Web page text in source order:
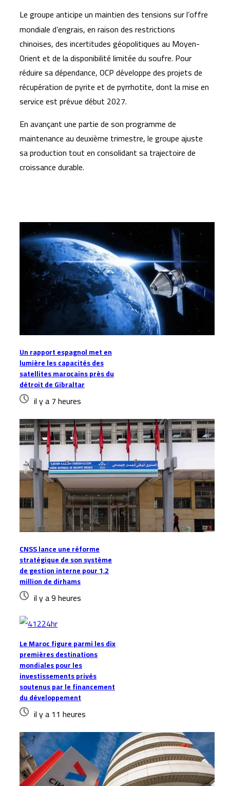
Le groupe anticipe un maintien des tensions sur l’offre
mondiale d’engrais, en raison des restrictions
chinoises, des incertitudes géopolitiques au Moyen-
Orient et de la disponibilité limitée du soufre. Pour
réduire sa dépendance, OCP développe des projets de
récupération de pyrite et de pyrrhotite, dont la mise en
service est prévue début 2027.
En avançant une partie de son programme de
maintenance au deuxième trimestre, le groupe ajuste
sa production tout en consolidant sa trajectoire de
croissance durable.
Un rapport espagnol met en
lumière les capacités des
satellites marocains près du
détroit de Gibraltar
il y a 7 heures
CNSS lance une réforme
stratégique de son système
de gestion interne pour 1,2
million de dirhams
il y a 9 heures
Le Maroc figure parmi les dix
premières destinations
mondiales pour les
investissements privés
soutenus par le financement
du développement
il y a 11 heures